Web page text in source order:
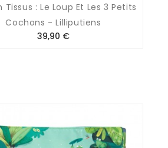
Tissus : Le Loup Et Les 3 Petits
Cochons - Lilliputiens
39,90 €Prix